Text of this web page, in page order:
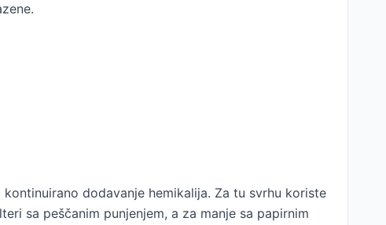
dodavanje hemikalija. Za tu svrhu koriste
sa peščanim punjenjem, a za manje sa papirnim